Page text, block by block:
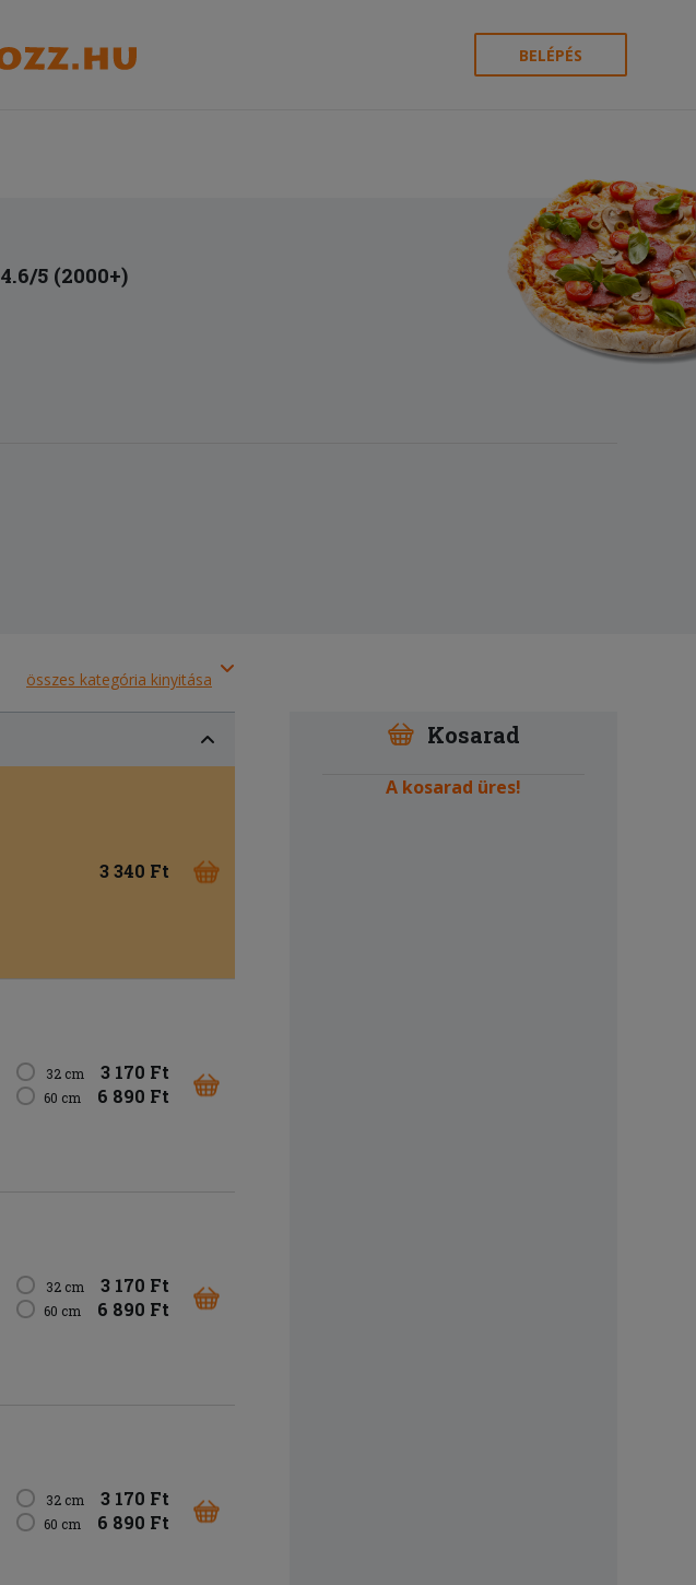
BELÉPÉS
4.6/5 (2000+)
összes kategória kinyitása
3 340 Ft
32 cm 3 170 Ft
60 cm 6 890 Ft
32 cm 3 170 Ft
60 cm 6 890 Ft
32 cm 3 170 Ft
60 cm 6 890 Ft
Kosarad
A kosarad üres!